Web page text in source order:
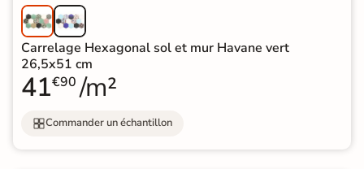
Carrelage Hexagonal sol et mur Havane vert
26,5x51 cm
41€90 /m²
Commander un échantillon